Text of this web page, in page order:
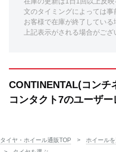
文のタイミングによっては
お客様で在庫が終了してい
上記表示がされる場合がご
CONTINENTAL(コンチ
コンタクト7のユーザー
タイヤ・ホイール通販TOP ホイール